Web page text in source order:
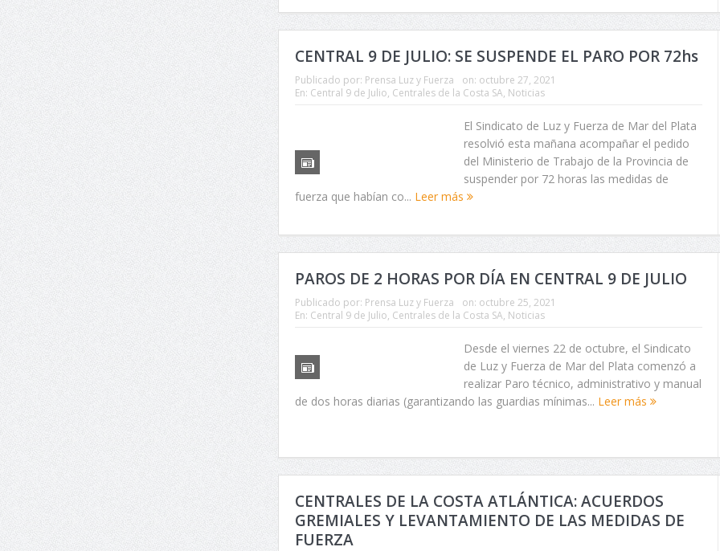
CENTRAL 9 DE JULIO: SE SUSPENDE EL PARO POR 72hs
Publicado por: Prensa Luz y Fuerza on: octubre 27, 2021
En: Central 9 de Julio, Centrales de la Costa SA, Noticias
El Sindicato de Luz y Fuerza de Mar del Plata
resolvió esta mañana acompañar el pedido
del Ministerio de Trabajo de la Provincia de
suspender por 72 horas las medidas de
fuerza que habían co... Leer más
PAROS DE 2 HORAS POR DÍA EN CENTRAL 9 DE JULIO
Publicado por: Prensa Luz y Fuerza on: octubre 25, 2021
En: Central 9 de Julio, Centrales de la Costa SA, Noticias
Desde el viernes 22 de octubre, el Sindicato
de Luz y Fuerza de Mar del Plata comenzó a
realizar Paro técnico, administrativo y manual
de dos horas diarias (garantizando las guardias mínimas... Leer más
CENTRALES DE LA COSTA ATLÁNTICA: ACUERDOS
GREMIALES Y LEVANTAMIENTO DE LAS MEDIDAS DE
FUERZA